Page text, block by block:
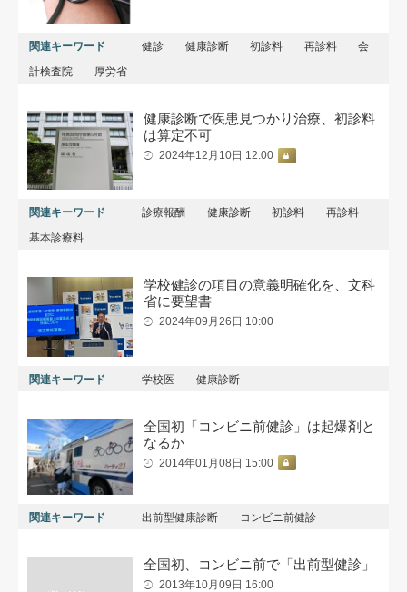
関連キーワード 健診 健康診断 初診料 再診料
会
計検査院
厚労省
健康診断で疾患見つかり治療、初診料
は算定不可
2024年12月10日 12:00
関連キーワード 診療報酬 健康診断 初診料
再診料
基本診療料
学校健診の項目の意義明確化を、文科
省に要望書
2024年09月26日 10:00
関連キーワード 学校医 健康診断
全国初「コンビニ前健診」は起爆剤と
なるか
2014年01月08日 15:00
関連キーワード 出前型健康診断 コンビニ前健診
全国初、コンビニ前で「出前型健診」
2013年10月09日 16:00